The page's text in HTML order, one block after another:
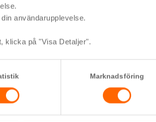
användarupplevelse.
klicka på "Visa Detaljer".
Marknadsföring